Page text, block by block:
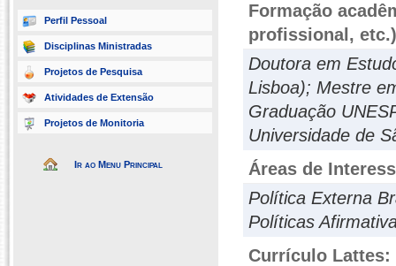
Perfil Pessoal
Disciplinas Ministradas
Projetos de Pesquisa
Atividades de Extensão
Projetos de Monitoria
Ir ao Menu Principal
Formação
profissional, etc.)
Doutora em
Lisboa); Mestre
Graduação
Universidade de
Áreas de
Política Externa
Políticas
Currículo Lattes: